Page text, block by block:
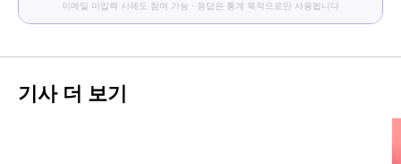
이메일 미입력 시에도 참여 가능 · 응답은 통계 목적으로만 사용됩니다
기사 더 보기